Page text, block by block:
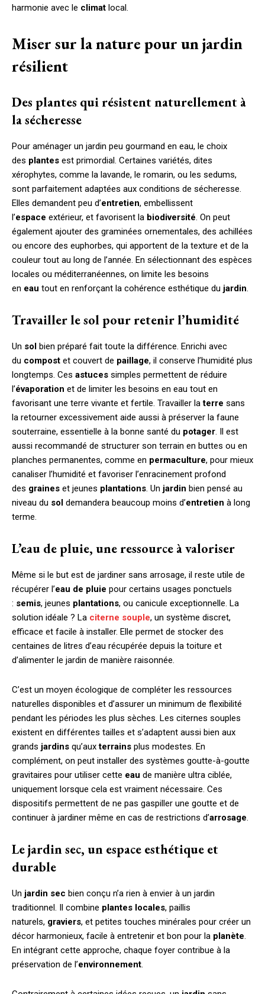
harmonie avec le climat local.
Miser sur la nature pour un jardin
résilient
Des plantes qui résistent naturellement à
la sécheresse
Pour aménager un jardin peu gourmand en eau, le choix
des plantes est primordial. Certaines variétés, dites
xérophytes, comme la lavande, le romarin, ou les sedums,
sont parfaitement adaptées aux conditions de sécheresse.
Elles demandent peu d’entretien, embellissent
l’espace extérieur, et favorisent la biodiversité. On peut
également ajouter des graminées ornementales, des achillées
ou encore des euphorbes, qui apportent de la texture et de la
couleur tout au long de l’année. En sélectionnant des espèces
locales ou méditerranéennes, on limite les besoins
en eau tout en renforçant la cohérence esthétique du jardin.
Travailler le sol pour retenir l’humidité
Un sol bien préparé fait toute la différence. Enrichi avec
du compost et couvert de paillage, il conserve l’humidité plus
longtemps. Ces astuces simples permettent de réduire
l’évaporation et de limiter les besoins en eau tout en
favorisant une terre vivante et fertile. Travailler laterre sans
la retourner excessivement aide aussi à préserver la faune
souterraine, essentielle à la bonne santé du potager. Il est
aussi recommandé de structurer son terrain en buttes ou en
planches permanentes, comme en permaculture, pour mieux
canaliser l’humidité et favoriser l’enracinement profond
des graines et jeunes plantations. Un jardin bien pensé au
niveau du sol demandera beaucoup moins d’entretien à long
terme.
L’eau de pluie, une ressource à valoriser
Même si le but est de jardiner sans arrosage, il reste utile de
récupérer l’eau de pluie pour certains usages ponctuels
: semis, jeunes plantations, ou canicule exceptionnelle. La
solution idéale ? La citerne souple, un système discret,
efficace et facile à installer. Elle permet de stocker des
centaines de litres d’eau récupérée depuis la toiture et
d’alimenter le jardin de manière raisonnée.
C’est un moyen écologique de compléter les ressources
naturelles disponibles et d’assurer un minimum de flexibilité
pendant les périodes les plus sèches. Les citernes souples
existent en différentes tailles et s’adaptent aussi bien aux
grands jardins qu’auxterrains plus modestes. En
complément, on peut installer des systèmes goutte-à-goutte
gravitaires pour utiliser cette eau de manière ultra ciblée,
uniquement lorsque cela est vraiment nécessaire. Ces
dispositifs permettent de ne pas gaspiller une goutte et de
continuer à jardiner même en cas de restrictions d’arrosage.
Le jardin sec, un espace esthétique et
durable
Un jardin sec bien conçu n’a rien à envier à un jardin
traditionnel. Il combine plantes locales, paillis
naturels, graviers, et petites touches minérales pour créer un
décor harmonieux, facile à entretenir et bon pour la planète.
En intégrant cette approche, chaque foyer contribue à la
préservation de l’environnement.